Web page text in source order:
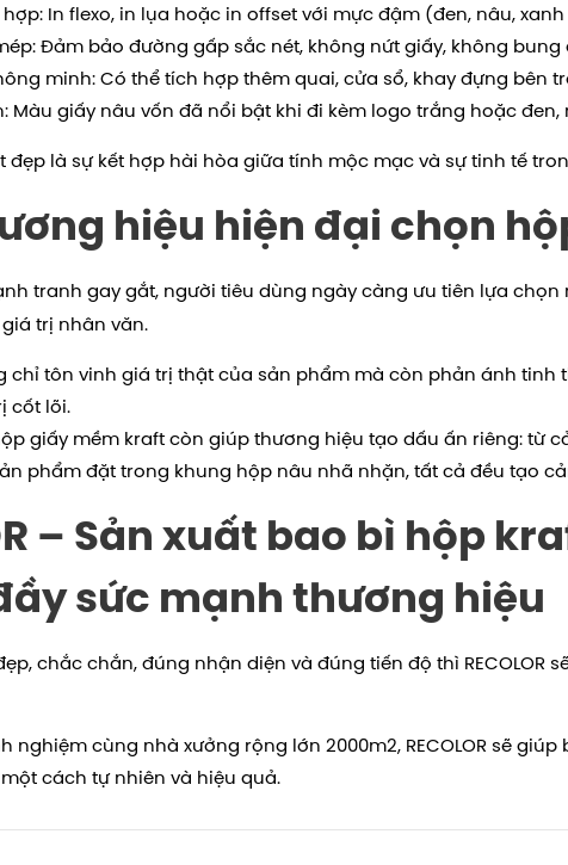
In flexo, in lụa hoặc in offset với mực đậm (đen, nâu,
Đảm bảo đường gấp sắc nét, không nứt giấy, không
minh: Có thể tích hợp thêm quai, cửa sổ, khay đựng bên
Màu giấy nâu vốn đã nổi bật khi đi kèm logo trắng hoặc
đẹp là sự kết hợp hài hòa giữa tính mộc mạc và sự tinh tế
hiệu hiện đại chọn
tranh gay gắt, người tiêu dùng ngày càng ưu tiên lựa chọn
trị nhân văn.
chỉ tôn vinh giá trị thật của sản phẩm mà còn phản ánh
cốt lõi.
giấy mềm kraft còn giúp thương hiệu tạo dấu ấn riêng: từ
phẩm đặt trong khung hộp nâu nhã nhặn, tất cả đều tạo
– Sản xuất bao bì hộp
sức mạnh thương hiệu
chắc chắn, đúng nhận diện và đúng tiến độ thì RECOLOR
nghiệm cùng nhà xưởng rộng lớn 2000m2, RECOLOR sẽ
cách tự nhiên và hiệu quả.